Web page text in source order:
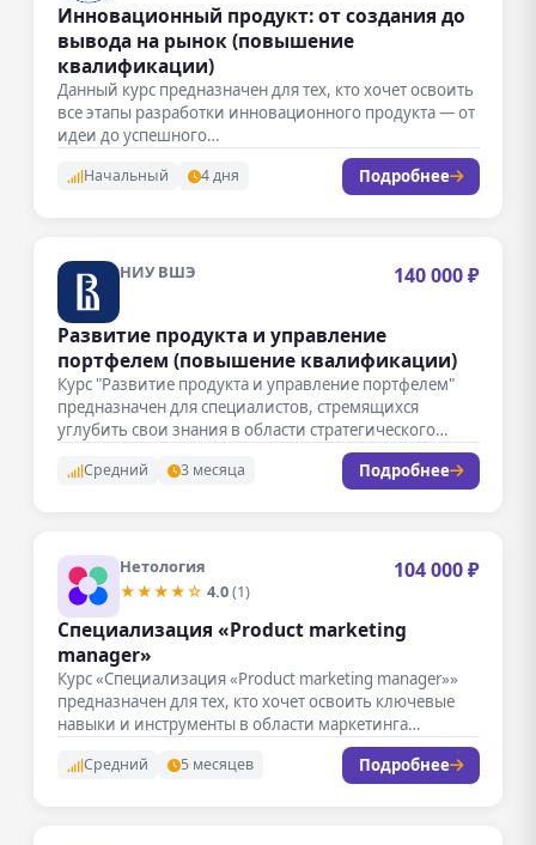
Инновационный продукт: от создания до
вывода на рынок (повышение
квалификации)
Данный курс предназначен для тех, кто хочет освоить
все этапы разработки инновационного продукта — от
идеи до успешного…
Начальный 4 дня Подробнее
НИУ ВШЭ 140 000 ₽
Развитие продукта и управление
портфелем (повышение квалификации)
Курс "Развитие продукта и управление портфелем"
предназначен для специалистов, стремящихся
углубить свои знания в области стратегического
Средний 3 месяца Подробнее
Нетология
★★★★☆ 4.0(1)
104 000 ₽
Специализация «Product marketing
manager»
Курс «Специализация «Product marketing manager»»
предназначен для тех, кто хочет освоить ключевые
навыки и инструменты в области маркетинга…
Средний 5 месяцев Подробнее